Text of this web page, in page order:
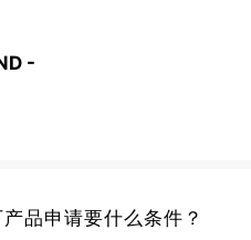
-
品申请要什么条件？